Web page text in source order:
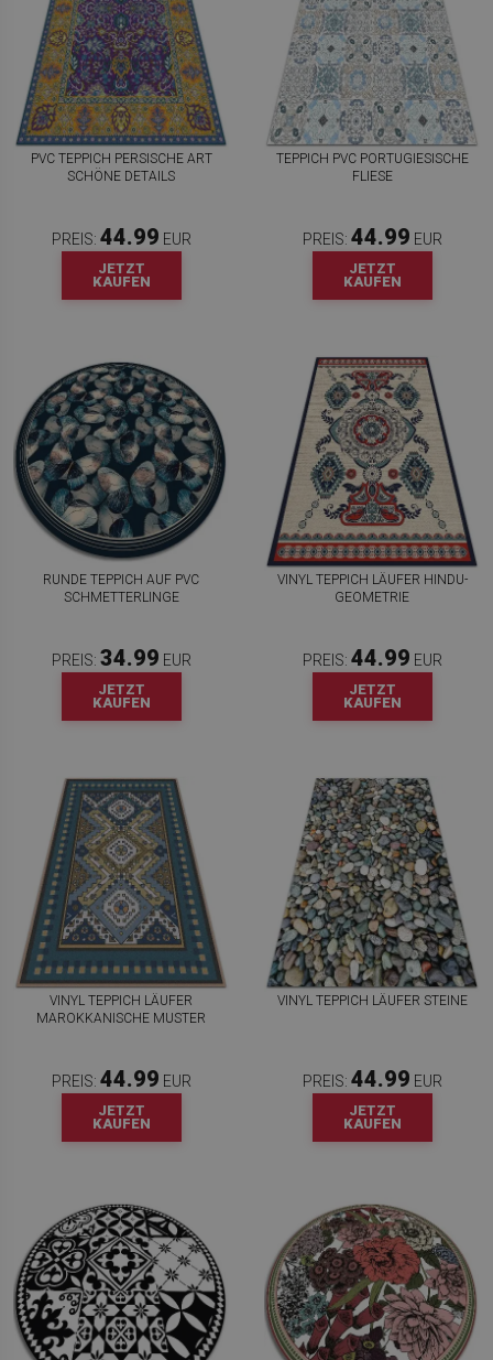
PVC TEPPICH PERSISCHE ART
SCHÖNE DETAILS
PREIS: 44.99 EUR
JETZT
KAUFEN
TEPPICH PVC PORTUGIESISCHE
FLIESE
PREIS: 44.99 EUR
JETZT
KAUFEN
RUNDE TEPPICH AUF PVC
SCHMETTERLINGE
PREIS: 34.99 EUR
JETZT
KAUFEN
VINYL TEPPICH LÄUFER HINDU-
GEOMETRIE
PREIS: 44.99 EUR
JETZT
KAUFEN
VINYL TEPPICH LÄUFER
MAROKKANISCHE MUSTER
PREIS: 44.99 EUR
JETZT
KAUFEN
VINYL TEPPICH LÄUFER STEINE
PREIS: 44.99 EUR
JETZT
KAUFEN